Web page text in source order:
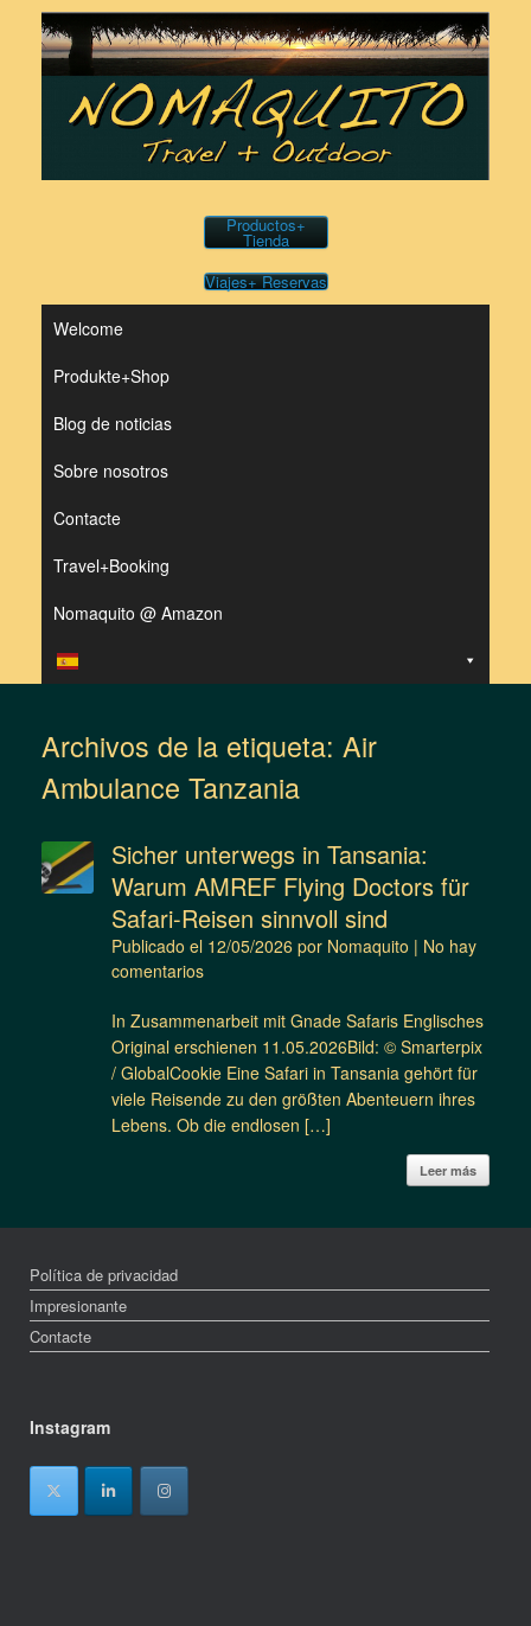
contenido
Productos+
Tienda
Viajes+ Reservas
Welcome
Produkte+Shop
Blog de noticias
Sobre nosotros
Contacte
Travel+Booking
Nomaquito @ Amazon
Archivos de la etiqueta: Air
Ambulance Tanzania
Sicher unterwegs in Tansania:
Warum AMREF Flying Doctors für
Safari-Reisen sinnvoll sind
Publicado el 12/05/2026 por Nomaquito | No hay
comentarios
In Zusammenarbeit mit Gnade Safaris Englisches
Original erschienen 11.05.2026Bild: © Smarterpix
/ GlobalCookie Eine Safari in Tansania gehört für
viele Reisende zu den größten Abenteuern ihres
Lebens. Ob die endlosen […]
Leer más
Política de privacidad
Impresionante
Contacte
Instagram